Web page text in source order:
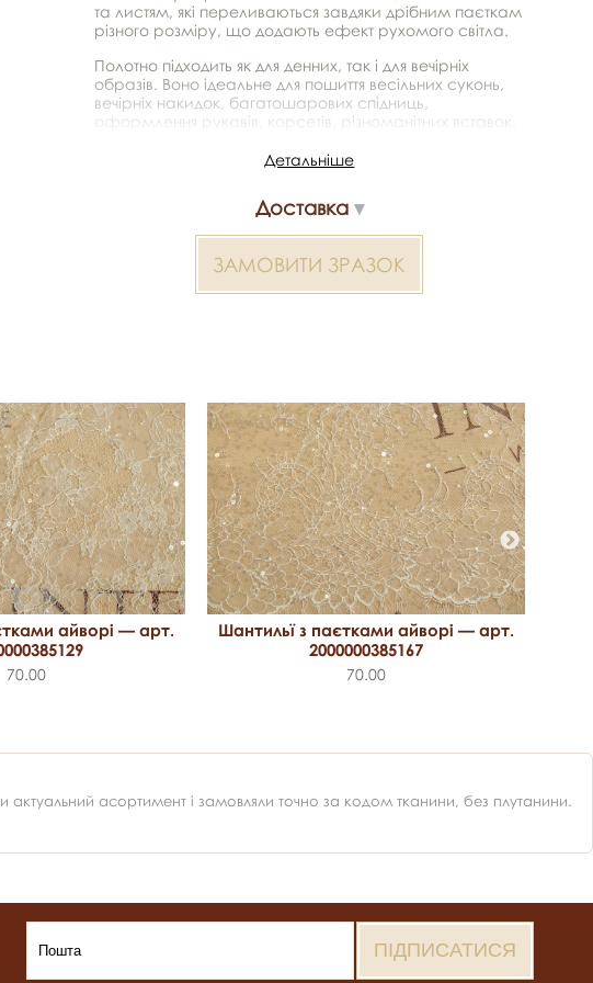
та листям, які переливаються завдяки дрібним паєткам
різного розміру, що додають ефект рухомого світла.
Полотно підходить як для денних, так і для вечірніх
образів. Воно ідеальне для пошиття весільних суконь,
вечірніх накидок, багатошарових спідниць,
оформлення рукавів, корсетів, різноманітних вставок.
бажають створити незабутній образ.
Передача кольору може бути спотворена пристроєм
Шантильї з паєтками 2000000385082 — матеріал для
весільних суконь, декору та колекцій ательє.
Доступний оптом і в роздріб в Inter Tex, SKU 385099.
Детальніше
Доставка
ЗАМОВИТИ ЗРАЗОК
айворі — арт.
70.00
Шантильї з паєтками айворі — арт.
2000000385167
70.00
асортимент і замовляли точно за кодом тканини, без плутанини.